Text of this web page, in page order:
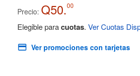
Precio: Q50.00
Elegible paracuotas. Ver Cuotas
Ver promociones con tarjetas